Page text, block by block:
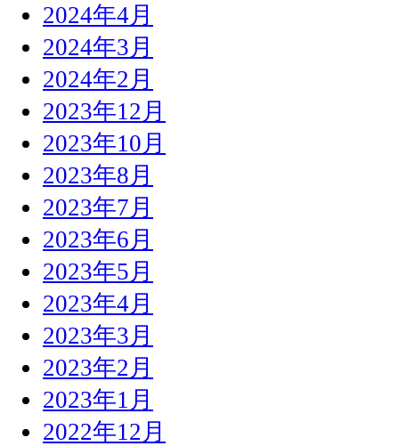
2024年4月
2024年3月
2024年2月
2023年12月
2023年10月
2023年8月
2023年7月
2023年6月
2023年5月
2023年4月
2023年3月
2023年2月
2023年1月
2022年12月